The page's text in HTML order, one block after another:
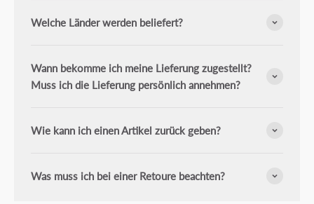
Welche Länder werden beliefert?
Wann bekomme ich meine Lieferung zugestellt?
Muss ich die Lieferung persönlich annehmen?
Wie kann ich einen Artikel zurück geben?
Was muss ich bei einer Retoure beachten?